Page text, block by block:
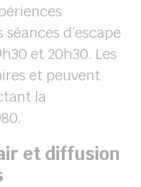
d’escape
et 20h30. Les
et peuvent
la
et diffusion